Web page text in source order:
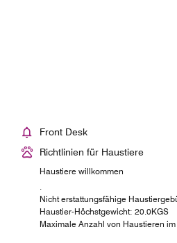
Front Desk
Richtlinien für Haustiere
Haustiere willkommen
.
Nicht erstattungsfähige
Haustier-Höchstgewicht: 20.0KGS
Maximale Anzahl von Haustieren im